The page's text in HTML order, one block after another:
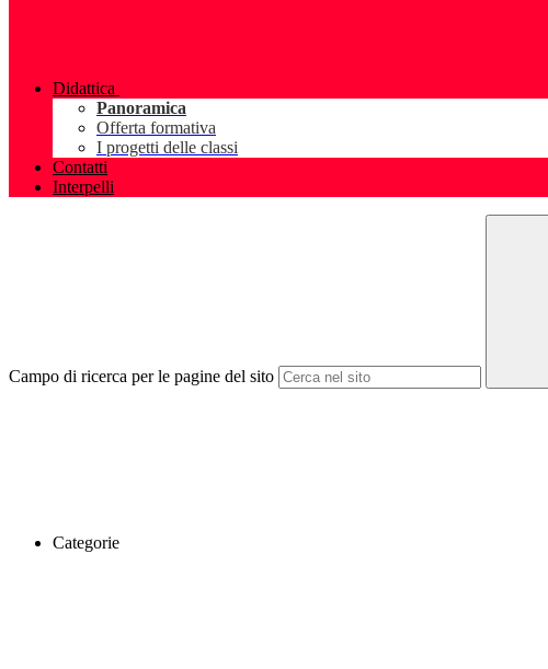
Didattica
Panoramica
Offerta formativa
I progetti delle classi
Contatti
Interpelli
Campo di ricerca per le pagine del sito
Categorie